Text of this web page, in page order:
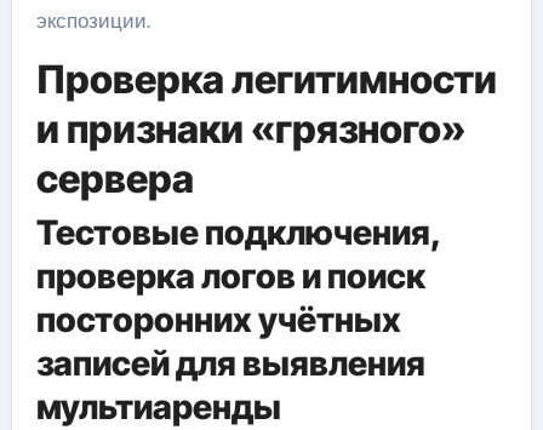
экспозиции.
Проверка легитимности
и признаки «грязного»
сервера
Тестовые подключения,
проверка логов и поиск
посторонних учётных
записей для выявления
мультиаренды